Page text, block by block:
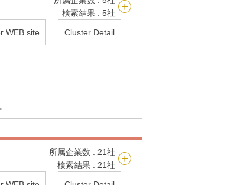
検索結果 : 5社
WEB site Cluster Detail
所属企業数 : 21社
検索結果 : 21社